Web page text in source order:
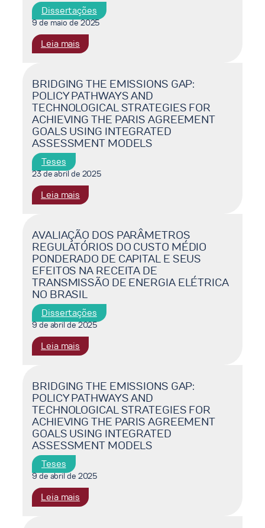
FONTES
RENOVÁVEIS
UTILIZANDO
MODELO
PARA
O
PLANEJAMENTO
DA
EXPANSÃO
DO
ELÉTRICO
BRASILEIRO
NO
DECENAL
Dissertações
9 de maio de 2025
Leia mais
ANÁLISE
RISCOS
CLIMÁTICOS
PARA
ADAPTAÇÃO
NO
SETOR
TRANSMISSÃO
DE
ENERGIA
BRASIL
BRIDGING THE EMISSIONS GAP:
POLICY PATHWAYS AND
TECHNOLOGICAL STRATEGIES FOR
ACHIEVING THE PARIS AGREEMENT
GOALS USING INTEGRATED
ASSESSMENT MODELS
Teses
23 de abril de 2025
Leia mais
BRIDGING
EMISSIONS
GAP:
POLICY
PATHWAYS
AND
TECHNOLOGICAL
STRATEGIES
FOR
ACHIEVING
THE
GOALS
USING
INTEGRATED
ASSESSMENT
MODELS
AVALIAÇÃO DOS PARÂMETROS
REGULATÓRIOS DO CUSTO MÉDIO
PONDERADO DE CAPITAL E SEUS
EFEITOS NA RECEITA DE
TRANSMISSÃO DE ENERGIA ELÉTRICA
NO BRASIL
Dissertações
9 de abril de 2025
Leia mais
AVALIAÇÃO
PARÂMETROS
REGULATÓRIOS
DO
CUSTO
MÉDIO
PONDERADO
CAPITAL
E
SEUS
BRIDGING THE EMISSIONS GAP:
POLICY PATHWAYS AND
TECHNOLOGICAL STRATEGIES FOR
ACHIEVING THE PARIS AGREEMENT
GOALS USING INTEGRATED
ASSESSMENT MODELS
Teses
9 de abril de 2025
Leia mais
BRIDGING